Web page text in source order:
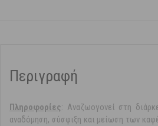
Περιγραφή
Πληροφορίες: Αναζωογονεί στη
αναδόμηση, σύσφιξη και μείωση των